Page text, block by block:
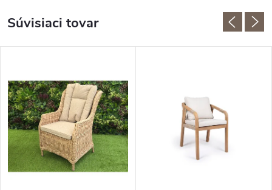
Súvisiaci tovar